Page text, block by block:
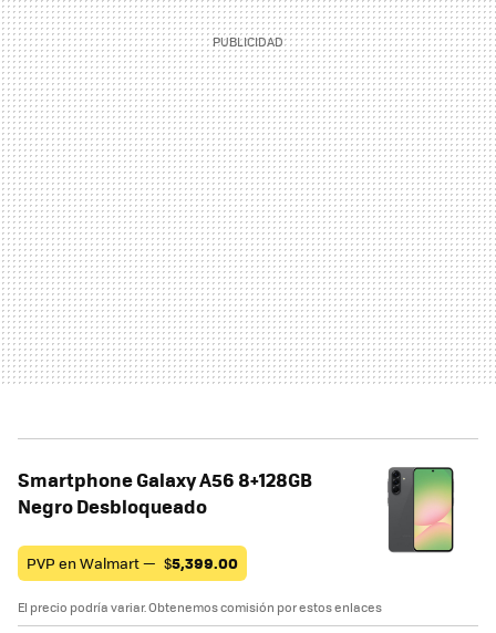
Smartphone Galaxy A56 8+128GB
Negro Desbloqueado
PVP en Walmart — $5,399.00
El precio podría variar. Obtenemos comisión por estos enlaces